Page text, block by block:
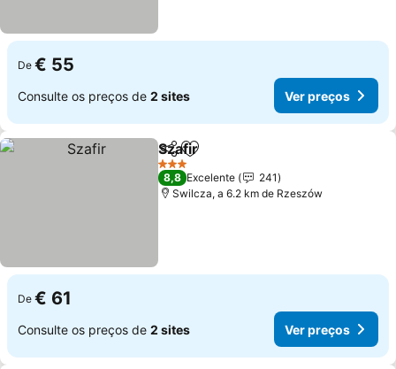
De € 55
Consulte os preços de 2 sites Ver preços
PartilharAdicionar aos favoritos
Szafir
3 Estrelas
8,8 Excelente
241
Swilcza, a 6.2 km de Rzeszów
De € 61
Consulte os preços de 2 sites Ver preços